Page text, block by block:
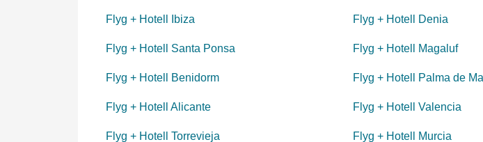
Flyg + Hotell Ibiza Flyg + Hotell Denia
Flyg + Hotell Santa Ponsa Flyg + Hotell Magaluf
Flyg + Hotell Benidorm Flyg + Hotell Palma de
Flyg + Hotell Alicante Flyg + Hotell Valencia
Flyg + Hotell Torrevieja Flyg + Hotell Murcia